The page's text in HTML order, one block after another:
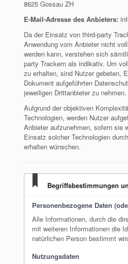
8625 Gossau ZH
E-Mail-Adresse des Anbieters:
Da der Einsatz von third-party
Anwendung vom Anbieter nicht
werden kann, verstehen sich
party Trackern als indikativ. Um
zu erhalten, sind Nutzer gebeten,
Dokument aufgeführten
jeweiligen Drittanbieter zu nehmen.
Aufgrund der objektiven
Technologien, werden Nutzer
Anbieter aufzunehmen, sofern sie
Einsatz solcher Technologien
erhalten wünschen.
Begriffsbestimmungen
Personenbezogene Daten
Alle Informationen, durch die
mit weiteren Informationen die
natürlichen Person bestimmt
Nutzungsdaten